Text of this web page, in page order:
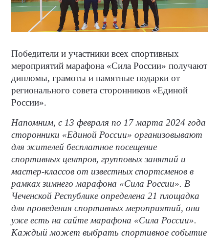
Победители и участники всех спортивных
мероприятий марафона «Сила России» получают
дипломы, грамоты и памятные подарки от
регионального совета сторонников «Единой
России».
Напомним, с 13 февраля по 17 марта 2024 года
сторонники «Единой России» организовывают
для жителей бесплатное посещение
спортивных центров, групповых занятий и
мастер-классов от известных спортсменов в
рамках зимнего марафона «Сила России». В
Чеченской Республике определена 21 площадка
для проведения спортивных мероприятий, они
уже есть на сайте марафона «Сила России».
Каждый может выбрать спортивное событие